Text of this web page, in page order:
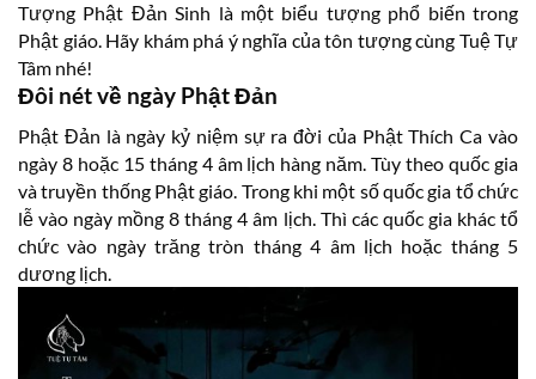
Tượng Phật Đản Sinh là một biểu tượng phổ biến trong
Phật giáo. Hãy khám phá ý nghĩa của tôn tượng cùng Tuệ Tự
Tâm nhé!
Đôi nét về ngày Phật Đản
Phật Đản là ngày kỷ niệm sự ra đời của Phật Thích Ca vào
ngày 8 hoặc 15 tháng 4 âm lịch hàng năm. Tùy theo quốc gia
và truyền thống Phật giáo. Trong khi một số quốc gia tổ chức
lễ vào ngày mồng 8 tháng 4 âm lịch. Thì các quốc gia khác tổ
chức vào ngày trăng tròn tháng 4 âm lịch hoặc tháng 5
dương lịch.